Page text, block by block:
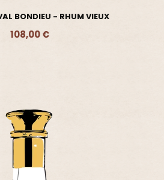
BONDIEU - RHUM VIEUX
108,00 €
Ajouter - 108,00 €